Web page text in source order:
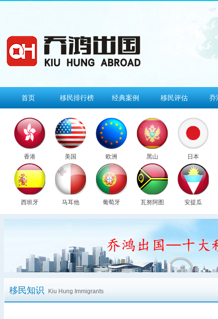
首页 移民排行榜 经典案例 移民评估 乔
香港 美国 欧洲 黑山 日本
西班牙 马耳他 葡萄牙 瓦努阿图 安提瓜
移民知识 Kiu Hung Immigrants